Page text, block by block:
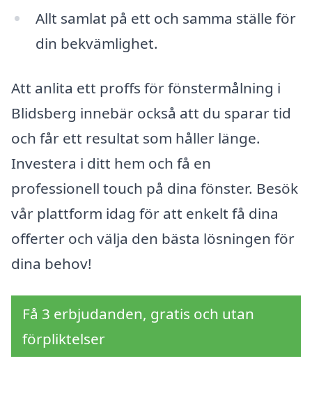
Allt samlat på ett och samma ställe för
din bekvämlighet.
Att anlita ett proffs för fönstermålning i
Blidsberg innebär också att du sparar tid
och får ett resultat som håller länge.
Investera i ditt hem och få en
professionell touch på dina fönster. Besök
vår plattform idag för att enkelt få dina
offerter och välja den bästa lösningen för
dina behov!
Få 3 erbjudanden, gratis och utan
förpliktelser